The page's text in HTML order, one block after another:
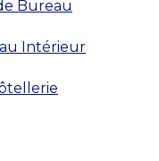
Bureau
Intérieur